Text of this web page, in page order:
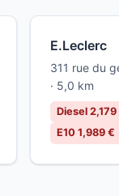
E.Leclerc
311 rue du
· 5,0 km
Diesel 2,179
E10 1,989 €